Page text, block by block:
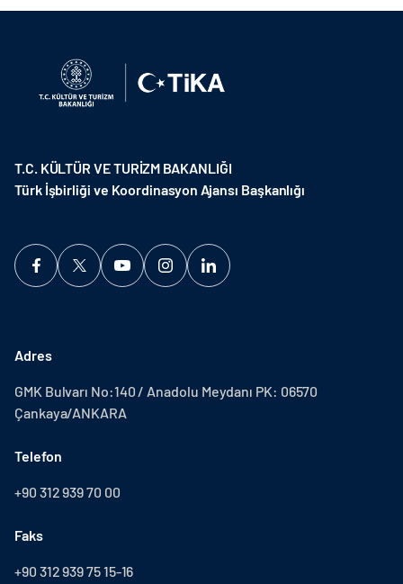
T.C. KÜLTÜR VE TURİZM BAKANLIĞI
Türk İşbirliği ve Koordinasyon Ajansı Başkanlığı
Adres
GMK Bulvarı No:140 / Anadolu Meydanı PK: 06570
Çankaya/ANKARA
Telefon
+90 312 939 70 00
Faks
+90 312 939 75 15-16